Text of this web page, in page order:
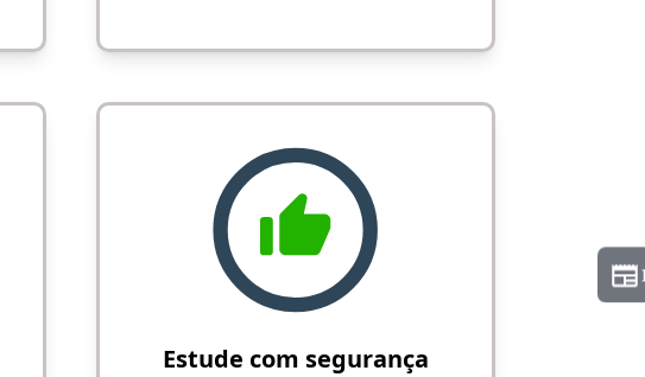
Estude com segurança